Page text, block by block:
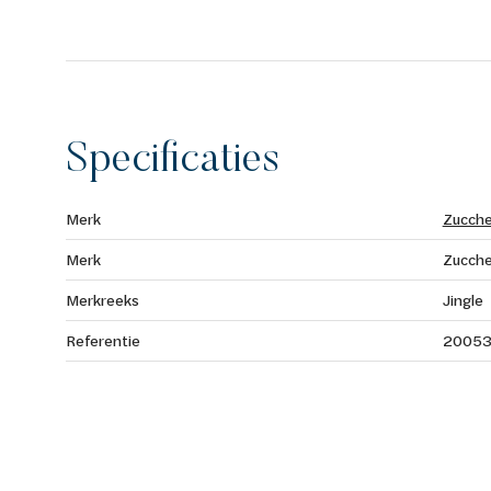
Specificaties
Merk
Merk
Merkreeks
Jingle
Referentie